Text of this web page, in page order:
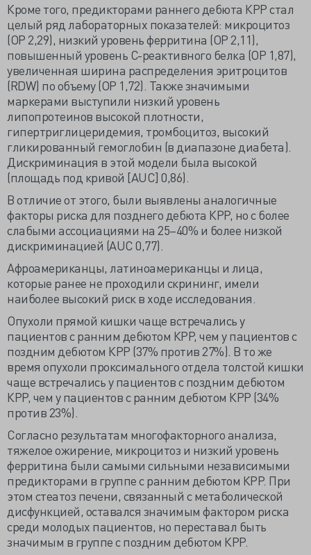
Кроме того, предикторами раннего дебюта КРР стал
целый ряд лабораторных показателей: микроцитоз
(ОР 2,29), низкий уровень ферритина (ОР 2,11),
повышенный уровень С-реактивного белка (ОР 1,87),
увеличенная ширина распределения эритроцитов
(RDW) по объему (ОР 1,72). Также значимыми
маркерами выступили низкий уровень
липопротеинов высокой плотности,
гипертриглицеридемия, тромбоцитоз, высокий
гликированный гемоглобин (в диапазоне диабета).
Дискриминация в этой модели была высокой
(площадь под кривой [AUC] 0,86).
В отличие от этого, были выявлены аналогичные
факторы риска для позднего дебюта КРР, но с более
слабыми ассоциациями на 25–40% и более низкой
дискриминацией (AUC 0,77).
Афроамериканцы, латиноамериканцы и лица,
которые ранее не проходили скрининг, имели
наиболее высокий риск в ходе исследования.
Опухоли прямой кишки чаще встречались у
пациентов с ранним дебютом КРР, чем у пациентов с
поздним дебютом КРР (37% против 27%). В то же
время опухоли проксимального отдела толстой кишки
чаще встречались у пациентов с поздним дебютом
КРР, чем у пациентов с ранним дебютом КРР (34%
против 23%).
Согласно результатам многофакторного анализа,
тяжелое ожирение, микроцитоз и низкий уровень
ферритина были самыми сильными независимыми
предикторами в группе с ранним дебютом КРР. При
этом стеатоз печени, связанный с метаболической
дисфункцией, оставался значимым фактором риска
среди молодых пациентов, но переставал быть
значимым в группе с поздним дебютом КРР.